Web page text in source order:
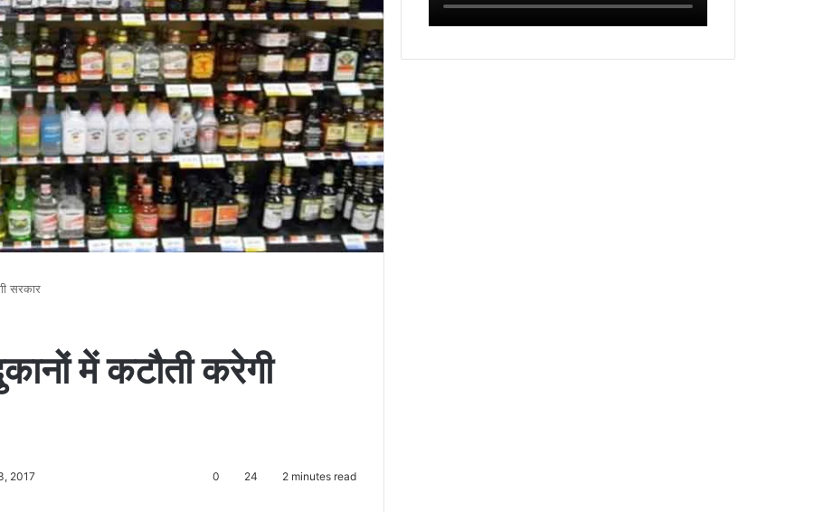
सरकार
में कटौती करेगी
2017 0 24 2 minutes read